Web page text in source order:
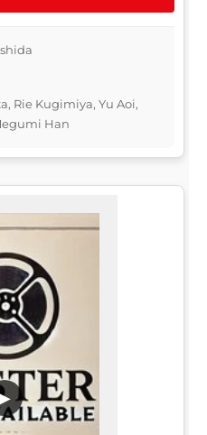
Rie Kugimiya, Yu Aoi,
Han